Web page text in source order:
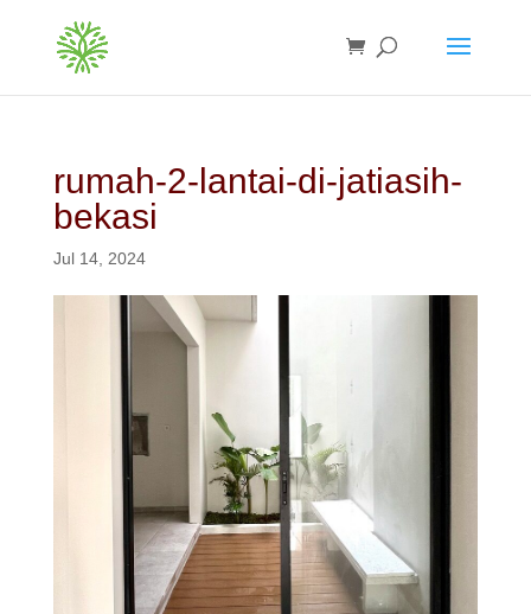
rumah-2-lantai-di-jatiasih-
bekasi
Jul 14, 2024